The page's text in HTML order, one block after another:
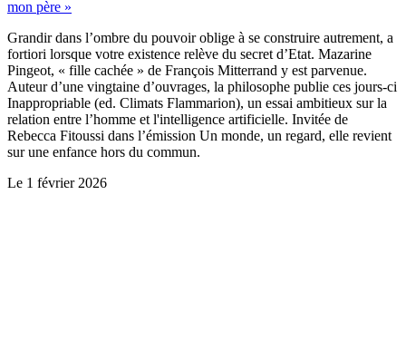
mon père »
Grandir dans l’ombre du pouvoir oblige à se construire autrement, a
fortiori lorsque votre existence relève du secret d’Etat. Mazarine
Pingeot, « fille cachée » de François Mitterrand y est parvenue.
Auteur d’une vingtaine d’ouvrages, la philosophe publie ces jours-ci
Inappropriable (ed. Climats Flammarion), un essai ambitieux sur la
relation entre l’homme et l'intelligence artificielle. Invitée de
Rebecca Fitoussi dans l’émission Un monde, un regard, elle revient
sur une enfance hors du commun.
Le 1 février 2026